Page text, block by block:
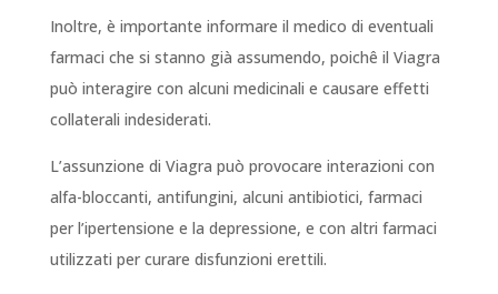
Inoltre, è importante informare il medico di eventuali
farmaci che si stanno già assumendo, poichê il Viagra
può interagire con alcuni medicinali e causare effetti
collaterali indesiderati.
L’assunzione di Viagra può provocare interazioni con
alfa-bloccanti, antifungini, alcuni antibiotici, farmaci
per l’ipertensione e la depressione, e con altri farmaci
utilizzati per curare disfunzioni erettili.